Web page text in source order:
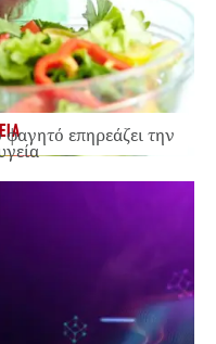
επηρεάζει την